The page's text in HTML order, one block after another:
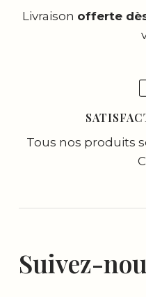
Livraison offerte
Tous nos produits
Suivez-